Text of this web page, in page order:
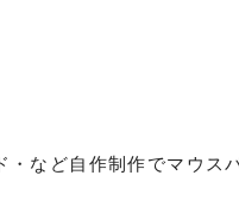
など自作制作でマウス